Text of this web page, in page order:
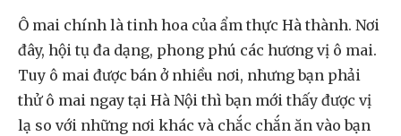
Ô mai chính là tinh hoa của ẩm thực Hà thành. Nơi
đây, hội tụ đa dạng, phong phú các hương vị ô mai.
Tuy ô mai được bán ở nhiều nơi, nhưng bạn phải
thử ô mai ngay tại Hà Nội thì bạn mới thấy được vị
lạ so với những nơi khác và chắc chắn ăn vào bạn